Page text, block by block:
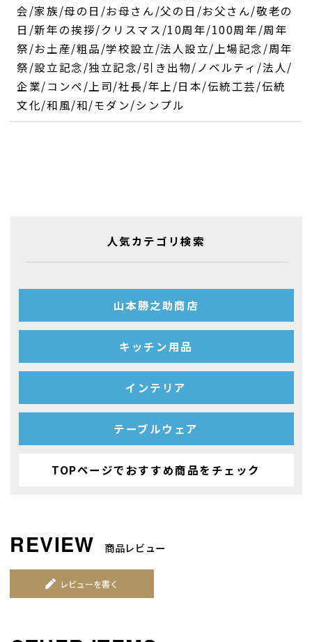
会/家族/母の日/お母さん/父の日/お父さん/敬老の
日/新年の挨拶/クリスマス/10周年/100周年/周年
祭/お土産/粗品/学校設立/法人設立/上場記念/周年
祭/設立記念/独立記念/引き出物/ノベルティ/法人/
企業/コンペ/上司/社長/年上/日本/伝統工芸/伝統
文化/和風/和/モダン/シンプル
人気カテゴリ検索
山本勝之助商店
キッチン用品
インテリア
テーブルウェア
TOPページでおすすめ商品をチェック
商品レビュー
レビューを書く